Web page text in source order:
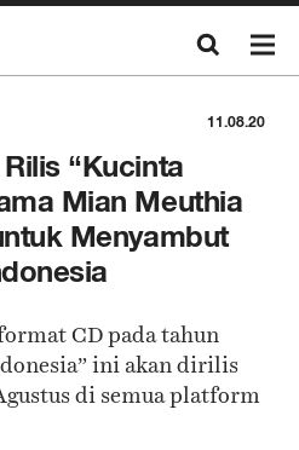
11.08.20
“Kucinta
Mian Meuthia
Menyambut
CD pada tahun
ini akan dirilis
di semua platform